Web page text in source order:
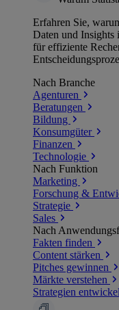
Erfahren Sie,
Daten und
für effiziente
Nach Branche
Agenturen
Beratungen
Bildung
Konsumgüter
Finanzen
Technologie
Nach Funktion
Marketing
Forschung &
Strategie
Sales
Nach
Fakten finden
Content stärken
Pitches gewinnen
Märkte verstehen
Strategien